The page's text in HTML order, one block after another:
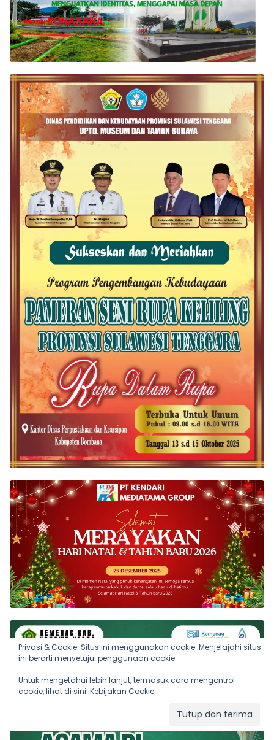
Privasi & Cookie: Situs ini menggunakan cookie. Menjelajahi situs
ini berarti menyetujui penggunaan cookie.
Untuk mengetahui lebih lanjut, termasuk cara mengontrol
cookie, lihat di sini: Kebijakan Cookie